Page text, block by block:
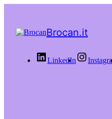
Brocan.it
LinkedIn